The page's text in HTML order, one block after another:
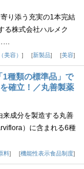
り添う充実の1本完結
る株式会社ハルメク
美容） 新製品 美容
1種類の標準品」で
確立！／丸善製薬
来成分を製造する丸善
）に含まれる6種
料 機能性表示食品制度